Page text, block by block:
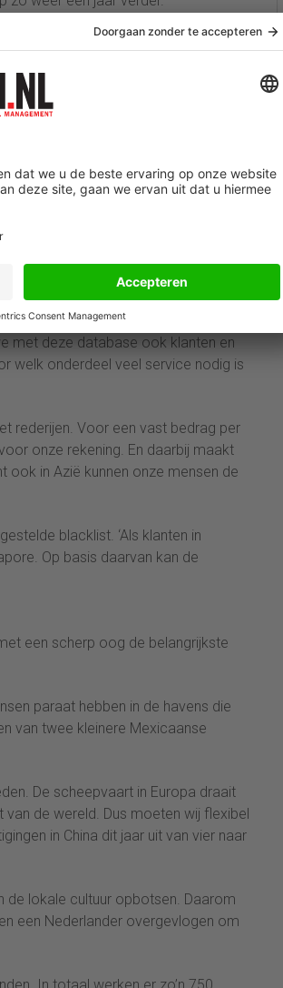
betrouwbaar en op
elkaar te vergelijken.
service gebeuren. Vorig jaar is het
een uitgebouwde database,
van onze service kwaliteit, het
bij het eerste bezoek aan
een schip wordt geregistreerd:
van deze informatie kunnen
met deze database ook klanten en
welk onderdeel veel service nodig is
rederijen. Voor een vast bedrag per
onze rekening. En daarbij maakt
ook in Azië kunnen onze mensen de
blacklist. ‘Als klanten in
Op basis daarvan kan de
een scherp oog de belangrijkste
paraat hebben in de havens die
van twee kleinere Mexicaanse
De scheepvaart in Europa draait
de wereld. Dus moeten wij flexibel
in China dit jaar uit van vier naar
de lokale cultuur opbotsen. Daarom
een Nederlander overgevlogen om
In totaal werken er zo’n 750